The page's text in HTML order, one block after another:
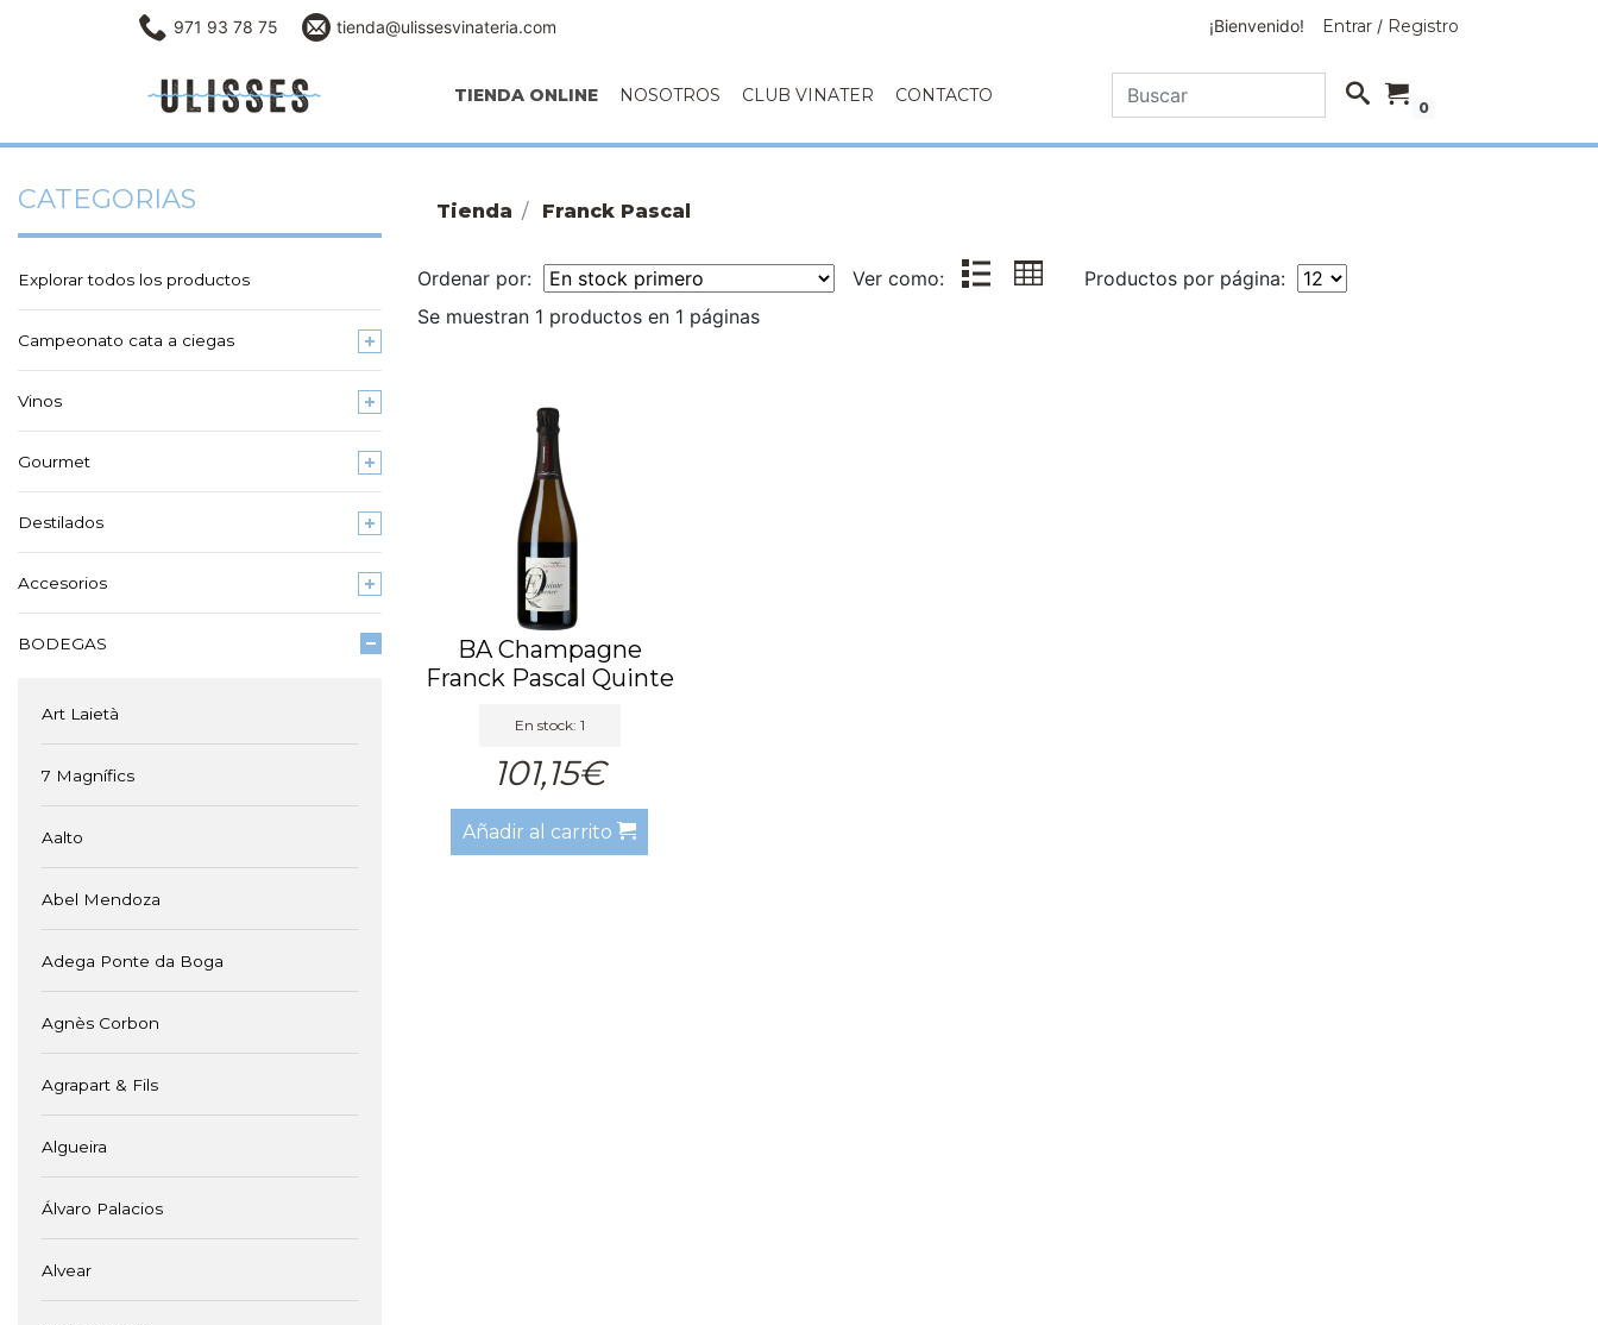
971 93 78 75 tienda@ulissesvinateria.com ¡Bienvenido! Entrar / Registro
TIENDA ONLINE NOSOTROS CLUB VINATER CONTACTO
0
CATEGORIAS
Explorar todos los productos
Campeonato cata a ciegas
Vinos
Gourmet
Destilados
Accesorios
BODEGAS
Art Laietà
7 Magnífics
Aalto
Abel Mendoza
Adega Ponte da Boga
Agnès Corbon
Agrapart & Fils
Algueira
Álvaro Palacios
Alvear
Tienda Franck Pascal
Ordenar por: Ver como:
Productos por página:
Se muestran 1 productos en 1 páginas
BA Champagne
Franck Pascal Quinte
En stock: 1
101,15€
Añadir al carrito